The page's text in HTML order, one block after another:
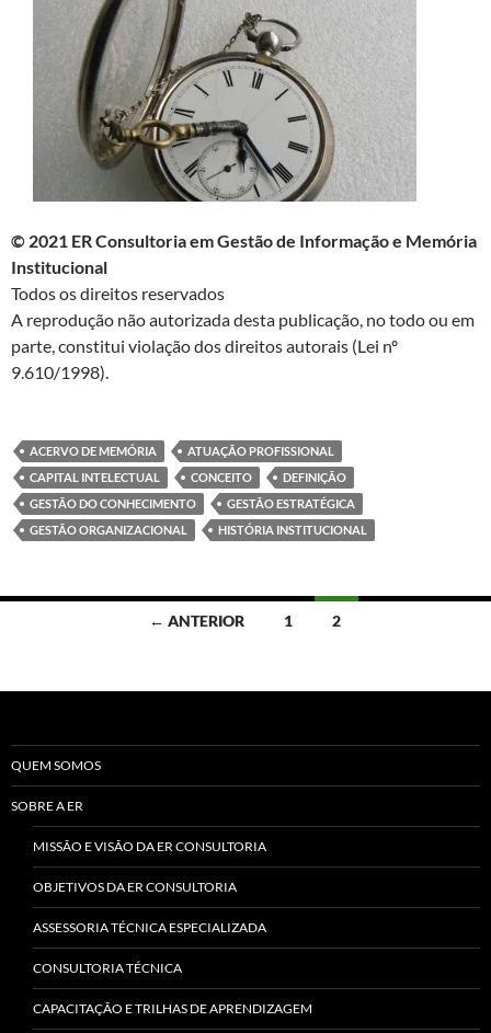
© 2021 ER Consultoria em Gestão de Informação e Memória
Institucional
Todos os direitos reservados
A reprodução não autorizada desta publicação, no todo ou em
parte, constitui violação dos direitos autorais (Lei nº
9.610/1998).
ACERVO DE MEMÓRIA
ATUAÇÃO PROFISSIONAL
CAPITAL INTELECTUAL
CONCEITO
DEFINIÇÃO
GESTÃO DO CONHECIMENTO
GESTÃO ESTRATÉGICA
GESTÃO ORGANIZACIONAL
HISTÓRIA INSTITUCIONAL
posts
← ANTERIOR 1 2
QUEM SOMOS
SOBRE A ER
MISSÃO E VISÃO DA ER CONSULTORIA
OBJETIVOS DA ER CONSULTORIA
ASSESSORIA TÉCNICA ESPECIALIZADA
CONSULTORIA TÉCNICA
CAPACITAÇÃO E TRILHAS DE APRENDIZAGEM